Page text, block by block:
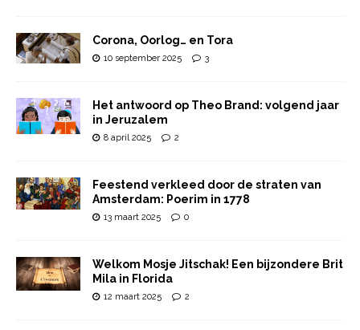
Corona, Oorlog… en Tora
10 september 2025 3
Het antwoord op Theo Brand: volgend jaar
in Jeruzalem
8 april 2025 2
Feestend verkleed door de straten van
Amsterdam: Poerim in 1778
13 maart 2025 0
Welkom Mosje Jitschak! Een bijzondere Brit
Mila in Florida
12 maart 2025 2